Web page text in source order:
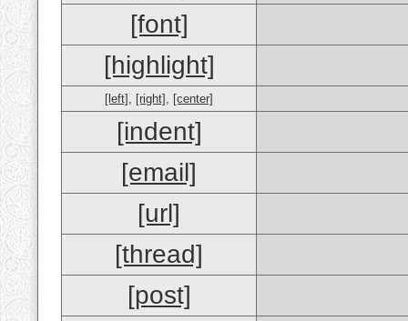
[font]
[highlight]
[left] , [right] , [center]
[indent]
[email]
[url]
[thread]
[post]